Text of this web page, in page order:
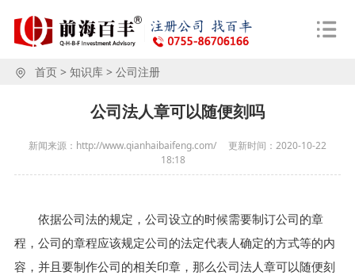
首页> 知识库> 公司注册
公司法人章可以随便刻吗
新闻来源：http://www.qianhaibaifeng.com/ 更新时间： 2020-10-22
18:18
依据公司法的规定，公司设立的时候需要制订公司的章
程，公司的章程应该规定公司的法定代表人确定的方式等的内
容，并且要制作公司的相关印章，那么公司法人章可以随便刻